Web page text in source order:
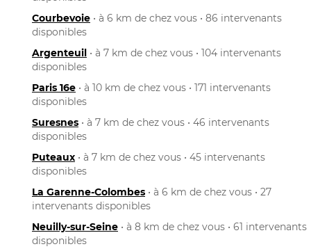
Courbevoie • à 6 km de chez vous • 86 intervenants
disponibles
Argenteuil • à 7 km de chez vous • 104 intervenants
disponibles
Paris 16e • à 10 km de chez vous • 171 intervenants
disponibles
Suresnes • à 7 km de chez vous • 46 intervenants
disponibles
Puteaux • à 7 km de chez vous • 45 intervenants
disponibles
La Garenne-Colombes • à 6 km de chez vous • 27
intervenants disponibles
Neuilly-sur-Seine • à 8 km de chez vous • 61 intervenants
disponibles